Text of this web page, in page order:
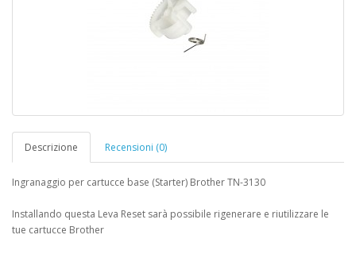
Descrizione Recensioni (0)
Ingranaggio per cartucce base (Starter) Brother TN-3130
Installando questa Leva Reset sarà possibile rigenerare e riutilizzare le
tue cartucce Brother